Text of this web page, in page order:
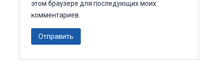
этом браузере для последующих моих
комментариев.